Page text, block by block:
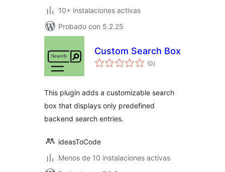
10+ instalaciones activas
Probado con 5.2.25
Custom Search Box
(0total
de
)
This plugin adds a customizable search
box that displays only predefined
backend search entries.
ideasToCode
Menos de 10 instalaciones activas